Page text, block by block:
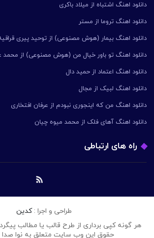
دانلود اهنگ اشتباه از میلاد باکری
دانلود اهنگ تروما از مستر
دانلود اهنگ بیمار (هوش مصنوعی) از توحید پیری
دانلود اهنگ تو باور خیال من (هوش مصنوعی) از محمد
دانلود اهنگ اعتماد از حمید دال
دانلود اهنگ لبیک از مجال
دانلود اهنگ من که اینجوری نبودم از عرفان افتخاری
دانلود اهنگ آهای فلک از محمد میوه چیان
راه های ارتباطی
طراحی و اجرا :کدین
هر گونه کپی برداری از طرح قالب یا مطالب پیگرد
حقوق این وب سایت متعلق به نوا